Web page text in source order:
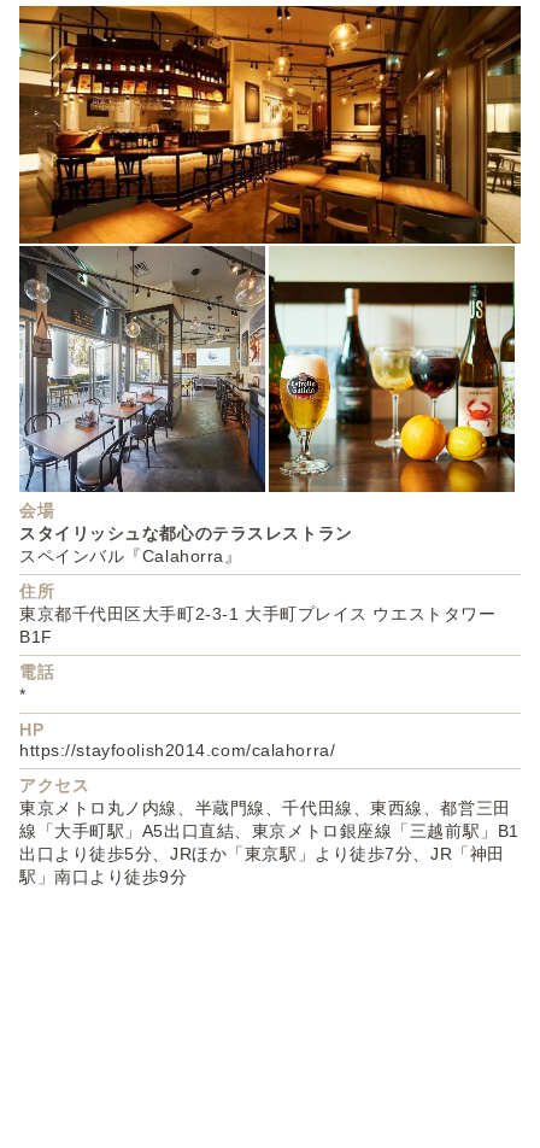
会場
スタイリッシュな都心のテラスレストラン
スペインバル『Calahorra』
住所
東京都千代田区大手町2-3-1 大手町プレイス ウエストタワー
B1F
電話
*
HP
https://stayfoolish2014.com/calahorra/
アクセス
東京メトロ丸ノ内線、半蔵門線、千代田線、東西線、都営三田
線「大手町駅」A5出口直結、東京メトロ銀座線「三越前駅」B1
出口より徒歩5分、JRほか「東京駅」より徒歩7分、JR「神田
駅」南口より徒歩9分